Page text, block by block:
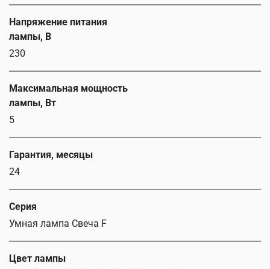
Напряжение питания
лампы, В
230
Максимальная мощность
лампы, Вт
5
Гарантия, месяцы
24
Серия
Умная лампа Свеча F
Цвет лампы